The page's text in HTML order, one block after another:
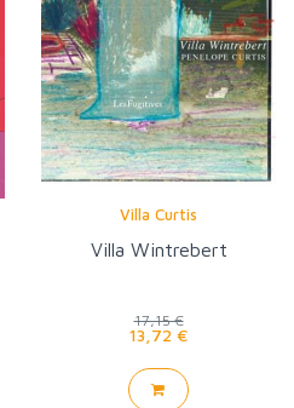
Villa Curtis
Villa Wintrebert
17,15 €
13,72 €